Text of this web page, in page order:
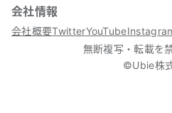
会社情報
会社概要TwitterYouTube
無断複写・転載を
©Ubie株